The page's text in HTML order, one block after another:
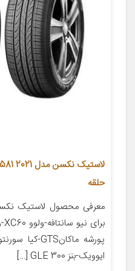
حلقه
ایوویک-بنز GLE 300 […]